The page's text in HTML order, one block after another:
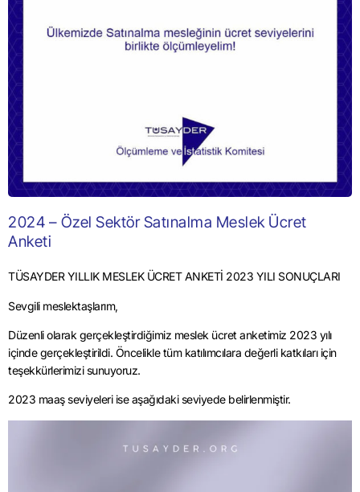
2024 – Özel Sektör Satınalma Meslek Ücret
Anketi
TÜSAYDER YILLIK MESLEK ÜCRET ANKETİ 2023 YILI SONUÇLARI
Sevgili meslektaşlarım,
Düzenli olarak gerçekleştirdiğimiz meslek ücret anketimiz 2023 yılı
içinde gerçekleştirildi. Öncelikle tüm katılımcılara değerli katkıları için
teşekkürlerimizi sunuyoruz.
2023 maaş seviyeleri ise aşağıdaki seviyede belirlenmiştir.